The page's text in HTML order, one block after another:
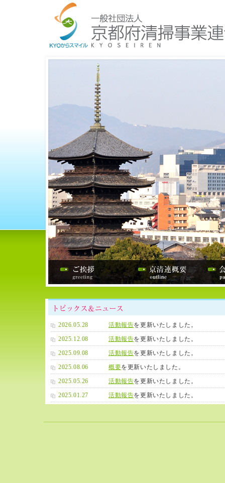
2026.05.28 活動報告を更新いたしました。
2025.12.08
活動報告を更新いたしました。
2025.09.08
活動報告を更新いたしました。
2025.08.06
概要を更新いたしました。
2025.05.26
活動報告を更新いたしました。
2025.01.27
活動報告を更新いたしました。